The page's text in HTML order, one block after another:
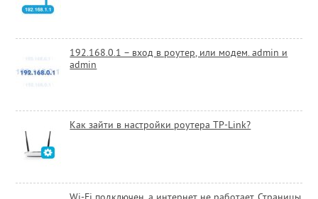
192.168.0.1 – вход в роутер, или модем. admin и
admin
Как зайти в настройки роутера TP-Link?